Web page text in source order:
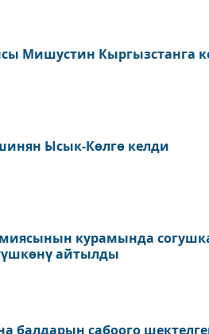
Мишустин Кыргызстанга
Ысык-Көлгө келди
курамында
айтылды
балдарын сабоого